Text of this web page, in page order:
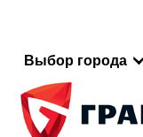
Выбор города